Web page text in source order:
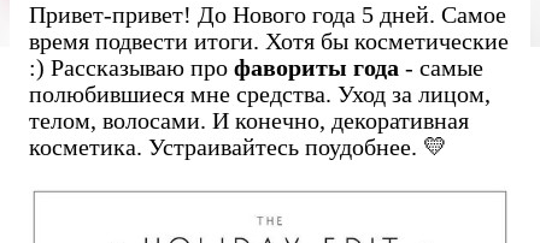
Привет-привет! До Нового года 5 дней. Самое
время подвести итоги. Хотя бы косметические
:) Рассказываю про фавориты года - самые
полюбившиеся мне средства. Уход за лицом,
телом, волосами. И конечно, декоративная
косметика. Устраивайтесь поудобнее. 💛